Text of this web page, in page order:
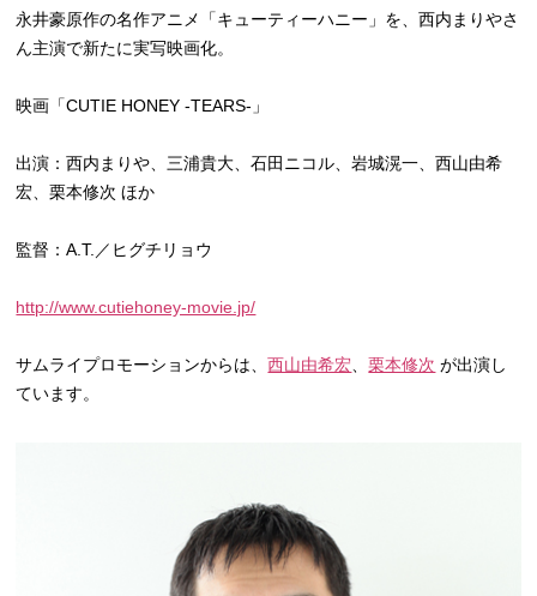
永井豪原作の名作アニメ「キューティーハニー」を、西内まりやさ
ん主演で新たに実写映画化。
映画「CUTIE HONEY -TEARS-」
出演：西内まりや、三浦貴大、石田ニコル、岩城滉一、西山由希
宏、栗本修次 ほか
監督：A.T.／ヒグチリョウ
http://www.cutiehoney-movie.jp/
サムライプロモーションからは、西山由希宏 、栗本修次 が出演し
ています。